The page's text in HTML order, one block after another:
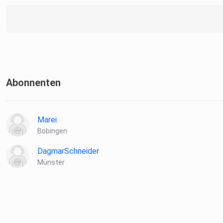
Abonnenten
Marei
Bobingen
DagmarSchneider
Münster